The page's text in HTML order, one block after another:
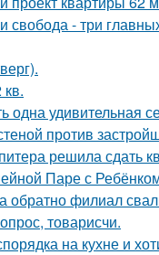
свобода - три
одна удивительная
против
решила сдать
Паре с
обратно филиал
товарисчи.
на кухне и